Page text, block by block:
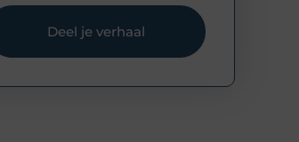
Deel je verhaal